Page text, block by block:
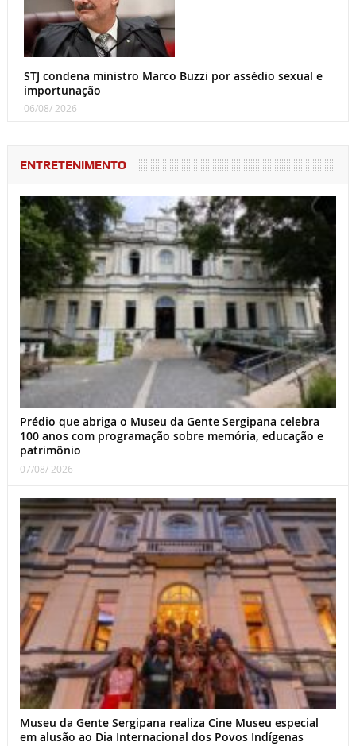
STJ condena ministro Marco Buzzi por assédio sexual e
importunação
06/08/ 2026
ENTRETENIMENTO
Prédio que abriga o Museu da Gente Sergipana celebra
100 anos com programação sobre memória, educação e
patrimônio
07/08/ 2026
Museu da Gente Sergipana realiza Cine Museu especial
em alusão ao Dia Internacional dos Povos Indígenas